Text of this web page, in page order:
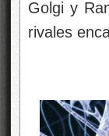
Golgi y
rivales